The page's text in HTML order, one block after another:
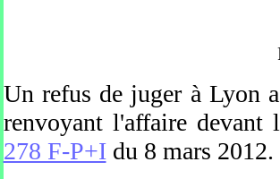
Un refus de juger à Lyon
renvoyant l'affaire
278 F-P+Idu 8 mars 2012.